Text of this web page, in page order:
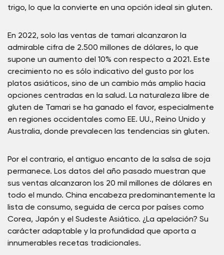
trigo, lo que la convierte en una opción ideal sin gluten.
En 2022, solo las ventas de tamari alcanzaron la
admirable cifra de 2.500 millones de dólares, lo que
supone un aumento del 10% con respecto a 2021. Este
crecimiento no es sólo indicativo del gusto por los
platos asiáticos, sino de un cambio más amplio hacia
opciones centradas en la salud. La naturaleza libre de
gluten de Tamari se ha ganado el favor, especialmente
en regiones occidentales como EE. UU., Reino Unido y
Australia, donde prevalecen las tendencias sin gluten.
Por el contrario, el antiguo encanto de la salsa de soja
permanece. Los datos del año pasado muestran que
sus ventas alcanzaron los 20 mil millones de dólares en
todo el mundo. China encabeza predominantemente la
lista de consumo, seguida de cerca por países como
Corea, Japón y el Sudeste Asiático. ¿La apelación? Su
carácter adaptable y la profundidad que aporta a
innumerables recetas tradicionales.